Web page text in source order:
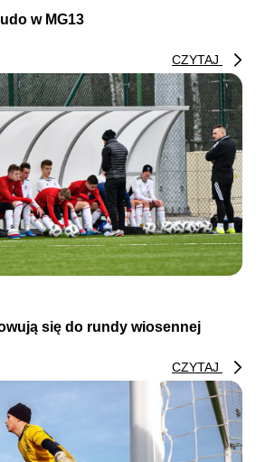
w MG13
CZYTAJ
się do rundy wiosennej
CZYTAJ